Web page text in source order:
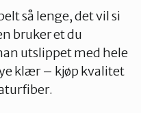
så lenge, det vil si
bruker et du
utslippet med hele
klær – kjøp kvalitet